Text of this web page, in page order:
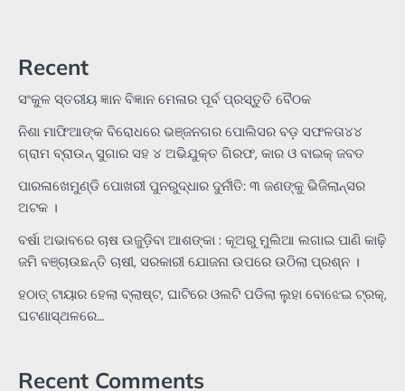
Recent
ସଂକୁଳ ସ୍ତରୀୟ ଜ୍ଞାନ ବିଜ୍ଞାନ ମେଳାର ପୂର୍ବ ପ୍ରସ୍ତୁତି ବୈଠକ
ନିଶା ମାଫିଆଙ୍କ ବିରୋଧରେ ଭଞ୍ଜନଗର ପୋଲିସର ବଡ଼ ସଫଳତା୪୪
ଗ୍ରାମ ବ୍ରାଉନ୍ ସୁଗାର ସହ ୪ ଅଭିଯୁକ୍ତ ଗିରଫ, କାର ଓ ବାଇକ୍ ଜବତ
ପାରଳାଖେମୁଣ୍ଡି ପୋଖରୀ ପୁନରୁଦ୍ଧାର ଦୁର୍ନୀତି: ୩ ଜଣଙ୍କୁ ଭିଜିଲାନ୍ସର
ଅଟକ ।
ବର୍ଷା ଅଭାବରେ ଚାଷ ଉଜୁଡ଼ିବା ଆଶଙ୍କା : କୂଅରୁ ମୁଲିଆ ଲଗାଇ ପାଣି କାଢ଼ି
ଜମି ବଞ୍ଚାଉଛନ୍ତି ଚାଷୀ, ସରକାରୀ ଯୋଜନା ଉପରେ ଉଠିଲା ପ୍ରଶ୍ନ ।
ହଠାତ୍‌ ଟାୟାର ହେଲା ବ୍ଲାଷ୍ଟ, ଘାଟିରେ ଓଲଟି ପଡିଲା ଲୁହା ବୋଝେଇ ଟ୍ରକ୍‌,
ଘଟଣାସ୍ଥଳରେ…
Recent Comments